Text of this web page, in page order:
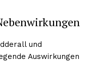
und
Auswirkungen